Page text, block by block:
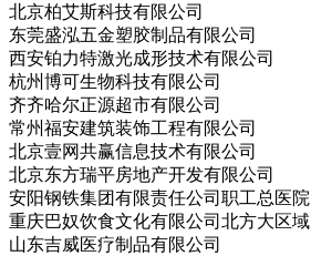
北京柏艾斯科技有限公司
东莞盛泓五金塑胶制品有限公司
西安铂力特激光成形技术有限公司
杭州博可生物科技有限公司
齐齐哈尔正源超市有限公司
常州福安建筑装饰工程有限公司
北京壹网共赢信息技术有限公司
北京东方瑞平房地产开发有限公司
安阳钢铁集团有限责任公司职工总医院
重庆巴奴饮食文化有限公司北方大区域
山东吉威医疗制品有限公司